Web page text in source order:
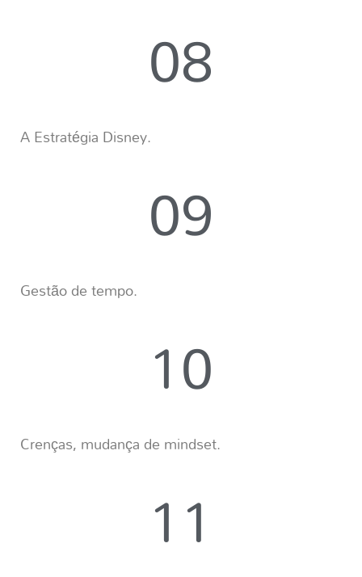
08
A Estratégia Disney.
09
Gestão de tempo.
10
Crenças, mudança de mindset.
11